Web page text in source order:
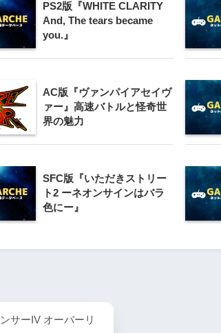
PS2版『WHITE CLARITY
And, The tears became
you.』
AC版『ヴァンパイアセイヴ
ァー』高速バトルと怪奇世
界の魅力
SFC版『いただきストリー
ト2 ーネオンサインはバラ
色にー』
サーIV オーバーリ
3
Wii版『クレイジークライマー
Wii』直感アクションと障害物突破
『星のカービィ Wii』
5
Wii版『星のカービィ 20周年スペ
シャルコレクション』
1